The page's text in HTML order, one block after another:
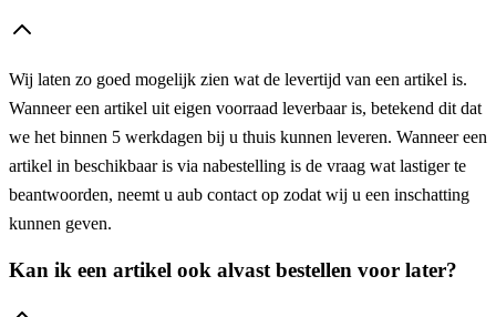
Wij laten zo goed mogelijk zien wat de levertijd van een artikel is.
Wanneer een artikel uit eigen voorraad leverbaar is, betekend dit dat
we het binnen 5 werkdagen bij u thuis kunnen leveren. Wanneer een
artikel in beschikbaar is via nabestelling is de vraag wat lastiger te
beantwoorden, neemt u aub contact op zodat wij u een inschatting
kunnen geven.
Kan ik een artikel ook alvast bestellen voor later?